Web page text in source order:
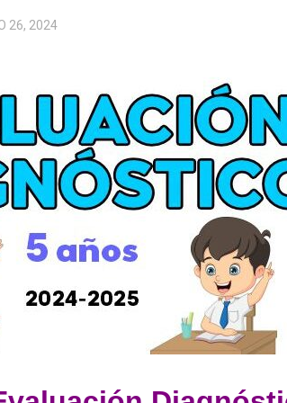
26, 2024